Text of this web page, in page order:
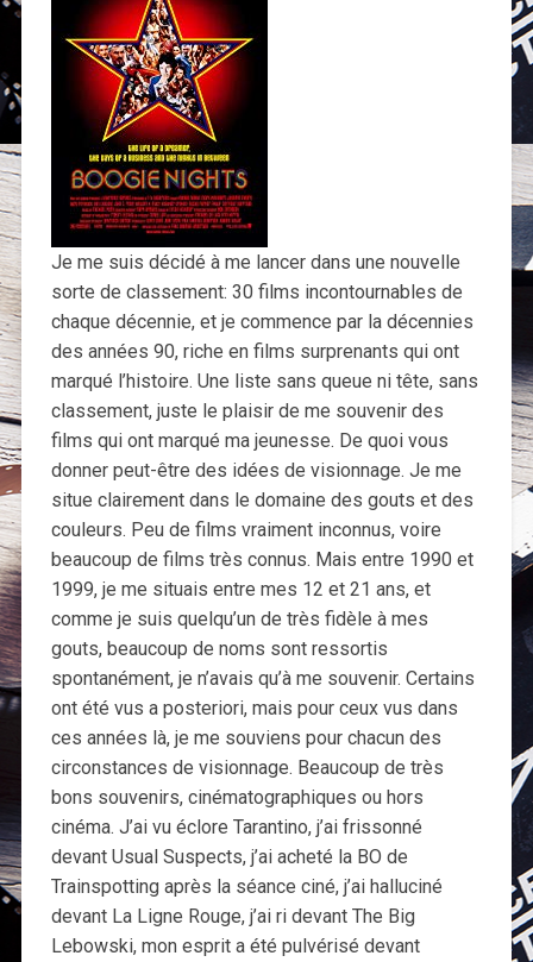
Je me suis décidé à me lancer dans une nouvelle
sorte de classement: 30 films incontournables de
chaque décennie, et je commence par la décennies
des années 90, riche en films surprenants qui ont
marqué l’histoire. Une liste sans queue ni tête, sans
classement, juste le plaisir de me souvenir des
films qui ont marqué ma jeunesse. De quoi vous
donner peut-être des idées de visionnage. Je me
situe clairement dans le domaine des gouts et des
couleurs. Peu de films vraiment inconnus, voire
beaucoup de films très connus. Mais entre 1990 et
1999, je me situais entre mes 12 et 21 ans, et
comme je suis quelqu’un de très fidèle à mes
gouts, beaucoup de noms sont ressortis
spontanément, je n’avais qu’à me souvenir. Certains
ont été vus a posteriori, mais pour ceux vus dans
ces années là, je me souviens pour chacun des
circonstances de visionnage. Beaucoup de très
bons souvenirs, cinématographiques ou hors
cinéma. J’ai vu éclore Tarantino, j’ai frissonné
devant Usual Suspects, j’ai acheté la BO de
Trainspotting après la séance ciné, j’ai halluciné
devant La Ligne Rouge, j’ai ri devant The Big
Lebowski, mon esprit a été pulvérisé devant